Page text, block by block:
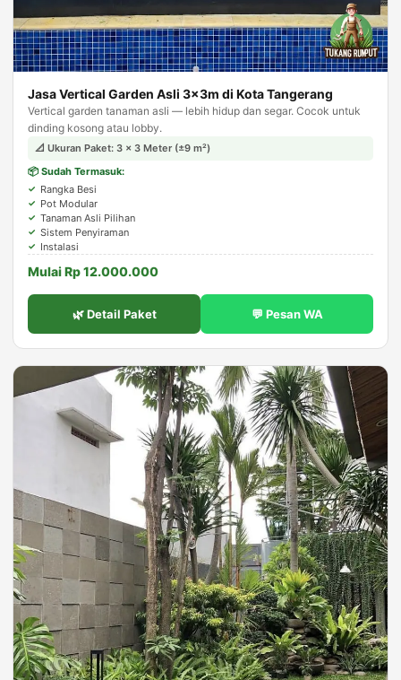
Jasa Vertical Garden Asli 3×3m di Kota Tangerang
Vertical garden tanaman asli — lebih hidup dan segar. Cocok untuk
dinding kosong atau lobby.
📐 Ukuran Paket: 3 × 3 Meter (±9 m²)
📦 Sudah Termasuk:
Rangka Besi
Pot Modular
Tanaman Asli Pilihan
Sistem Penyiraman
Instalasi
Mulai Rp 12.000.000
🌿 Detail Paket 💬 Pesan WA